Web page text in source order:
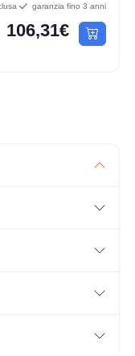
garanzia fino 3 anni
106,31€